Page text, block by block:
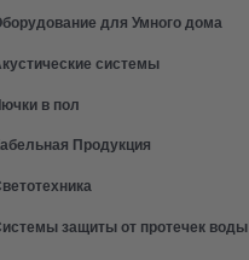
для Умного дома
системы
в пол
Продукция
защиты от протечек воды